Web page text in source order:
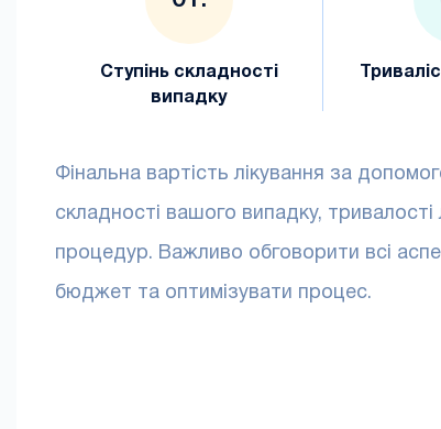
Ступінь складності
випадку
Фінальна вартість лікування за
складності вашого випадку,
процедур. Важливо обговорити всі
бюджет та оптимізувати процес.